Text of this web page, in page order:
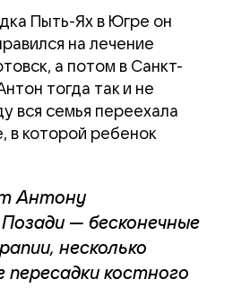
Пыть-Ях в Югре он
на лечение
а потом в Санкт-
тогда так и не
вся семья переехала
в которой ребенок
Антону
— бесконечные
несколько
пересадки костного